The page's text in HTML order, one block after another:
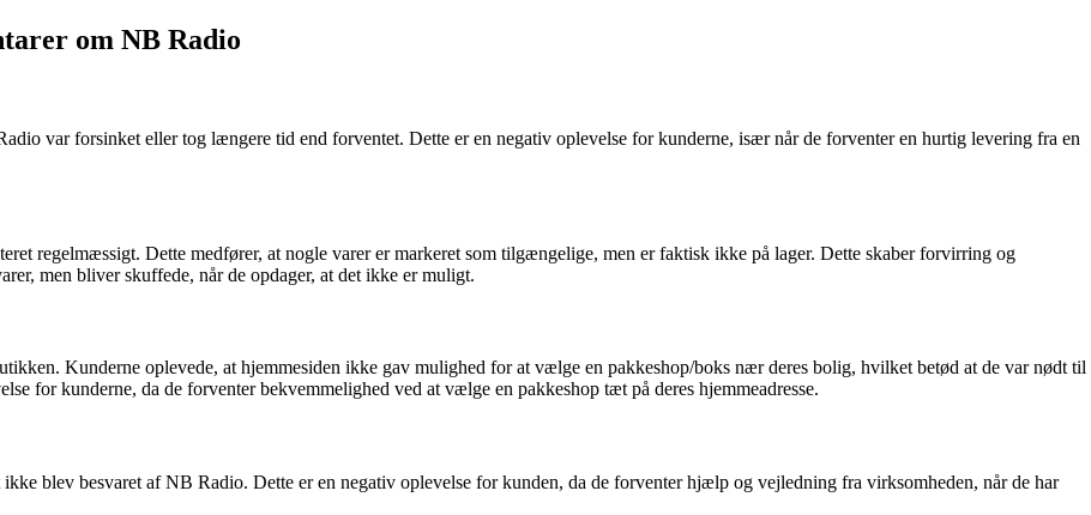
om NB Radio
var forsinket eller tog længere tid end forventet. Dette er en negativ oplevelse for kunderne, især når de forventer en hurtig levering fra en
regelmæssigt. Dette medfører, at nogle varer er markeret som tilgængelige, men er faktisk ikke på lager. Dette skaber forvirring og
men bliver skuffede, når de opdager, at det ikke er muligt.
Kunderne oplevede, at hjemmesiden ikke gav mulighed for at vælge en pakkeshop/boks nær deres bolig, hvilket betød at de var nødt til
for kunderne, da de forventer bekvemmelighed ved at vælge en pakkeshop tæt på deres hjemmeadresse.
blev besvaret af NB Radio. Dette er en negativ oplevelse for kunden, da de forventer hjælp og vejledning fra virksomheden, når de har